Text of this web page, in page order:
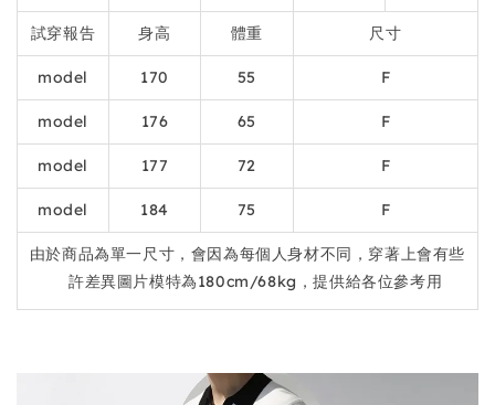
試穿報告 身高 體重 尺寸
model 170 55 F
model 176 65 F
model 177 72 F
model 184 75 F
由於商品為單一尺寸，會因為每個人身材不同，穿著上會有些
許差異圖片模特為180cm/68kg，提供給各位參考用